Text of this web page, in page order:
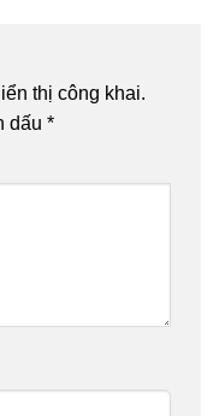
thị công khai.
dấu *